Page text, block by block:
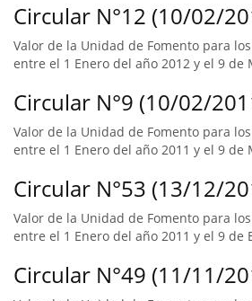
Circular N°12 (10/02/
Valor de la Unidad de Fomento para
entre el 1 Enero del año 2012 y el 9 de
Circular N°9 (10/02/
Valor de la Unidad de Fomento para
entre el 1 Enero del año 2011 y el 9 de
Circular N°53 (13/12/
Valor de la Unidad de Fomento para
entre el 1 Enero del año 2011 y el 9 de
Circular N°49 (11/11/